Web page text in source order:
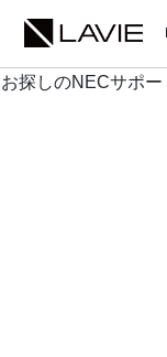
お探しのNECサポー